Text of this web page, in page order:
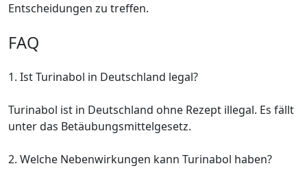
Entscheidungen zu treffen.
FAQ
1. Ist Turinabol in Deutschland legal?
Turinabol ist in Deutschland ohne Rezept illegal. Es fällt
unter das Betäubungsmittelgesetz.
2. Welche Nebenwirkungen kann Turinabol haben?